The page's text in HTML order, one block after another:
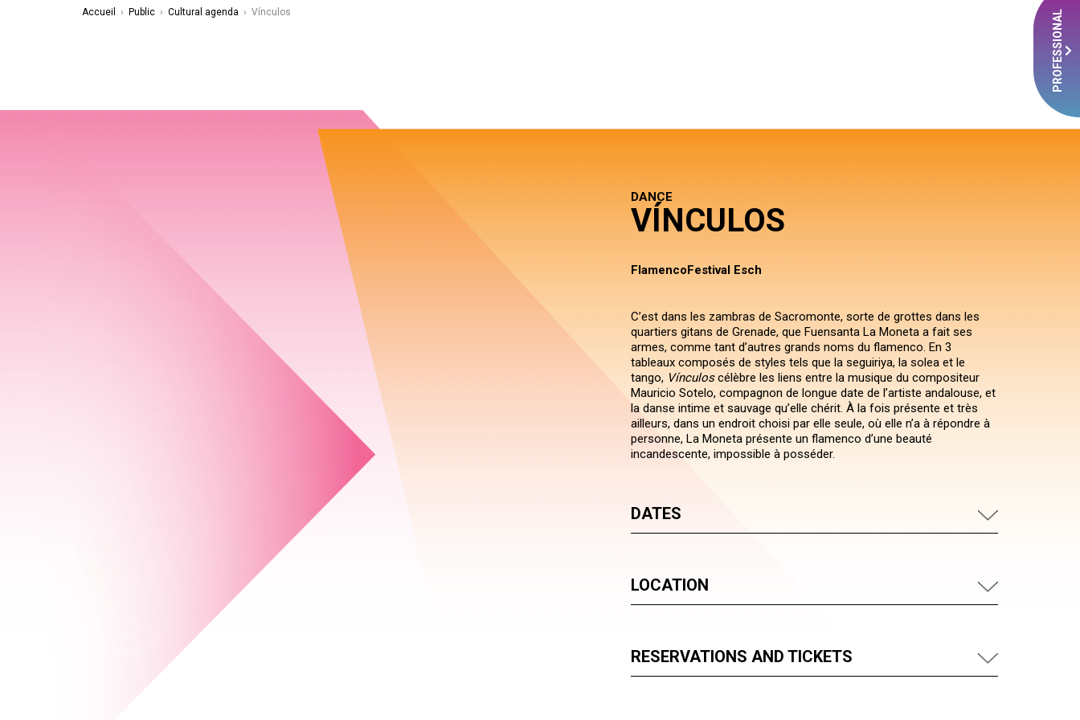
PROFESSIONAL
Accueil › Public › Cultural agenda › Vínculos
DANCE
VÍNCULOS
FlamencoFestival Esch
C’est dans les zambras de Sacromonte, sorte de grottes dans les
quartiers gitans de Grenade, que Fuensanta La Moneta a fait ses
armes, comme tant d’autres grands noms du flamenco. En 3
tableaux composés de styles tels que la seguiriya, la solea et le
tango, Vínculoscélèbre les liens entre la musique du compositeur
Mauricio Sotelo, compagnon de longue date de l’artiste andalouse, et
la danse intime et sauvage qu’elle chérit. À la fois présente et très
ailleurs, dans un endroit choisi par elle seule, où elle n’a à répondre à
personne, La Moneta présente un flamenco d’une beauté
incandescente, impossible à posséder.
DATES
LOCATION
RESERVATIONS AND TICKETS